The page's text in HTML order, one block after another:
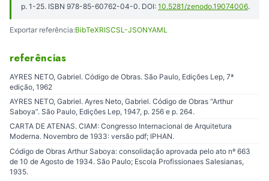
p. 1-25. ISBN 978-85-60762-04-0. DOI: 10.5281/zenodo.19074006.
Exportar referência:BibTeXRISCSL-JSONYAML
referências
AYRES NETO, Gabriel. Código de Obras. São Paulo, Edições Lep, 7ª
edição, 1962
AYRES NETO, Gabriel. Ayres Neto, Gabriel. Código de Obras “Arthur
Saboya”. São Paulo, Edições Lep, 1947, p. 256 e p. 264.
CARTA DE ATENAS. CIAM: Congresso Internacional de Arquitetura
Moderna. Novembro de 1933: versão pdf; IPHAN.
Código de Obras Arthur Saboya: consolidação aprovada pelo ato nº 663
de 10 de Agosto de 1934. São Paulo; Escola Profissionaes Salesianas,
1935.